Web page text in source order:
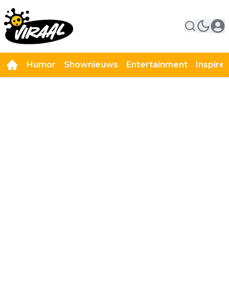
Humor Shownieuws Entertainment